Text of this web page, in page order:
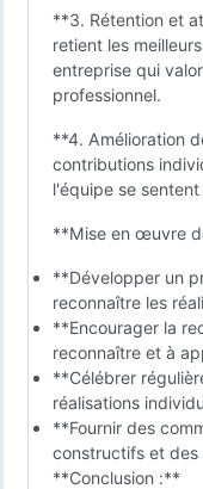
**3. Rétention et
retient les
entreprise qui
professionnel.
**4. Amélioration
contributions
l'équipe se
**Mise en œuvre
**Développer un
reconnaître les
**Encourager la
reconnaître et à
**Célébrer
réalisations
**Fournir des
constructifs et des
**Conclusion :**